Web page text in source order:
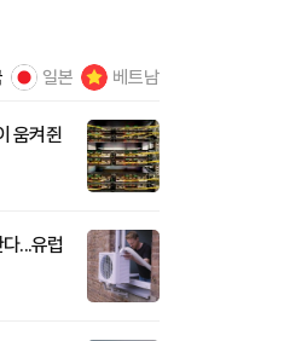
일본 베트남
움켜쥔
...유럽